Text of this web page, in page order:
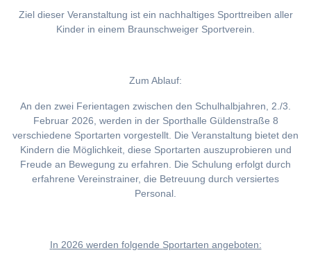
Ziel dieser Veranstaltung ist ein nachhaltiges Sporttreiben aller
Kinder in einem Braunschweiger Sportverein.
Zum Ablauf:
An den zwei Ferientagen zwischen den Schulhalbjahren, 2./3.
Februar 2026, werden in der Sporthalle Güldenstraße 8
verschiedene Sportarten vorgestellt. Die Veranstaltung bietet den
Kindern die Möglichkeit, diese Sportarten auszuprobieren und
Freude an Bewegung zu erfahren. Die Schulung erfolgt durch
erfahrene Vereinstrainer, die Betreuung durch versiertes
Personal.
In 2026 werden folgende Sportarten angeboten: